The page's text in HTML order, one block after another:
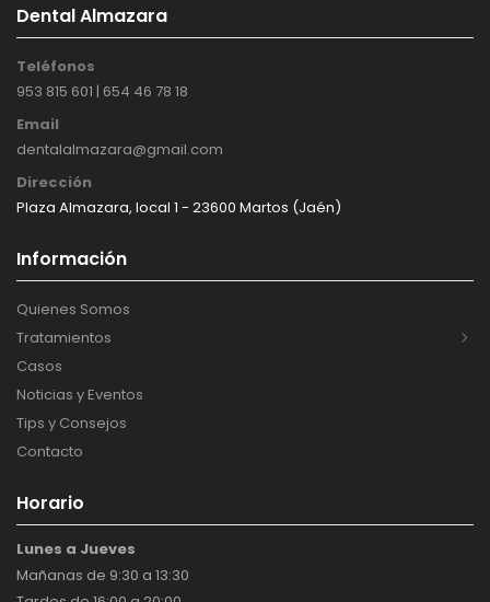
Dental Almazara
Teléfonos
953 815 601 | 654 46 78 18
Email
dentalalmazara@gmail.com
Dirección
Plaza Almazara, local 1 - 23600 Martos (Jaén)
Información
Quienes Somos
Tratamientos
Casos
Noticias y Eventos
Tips y Consejos
Contacto
Horario
Lunes a Jueves
Mañanas de 9:30 a 13:30